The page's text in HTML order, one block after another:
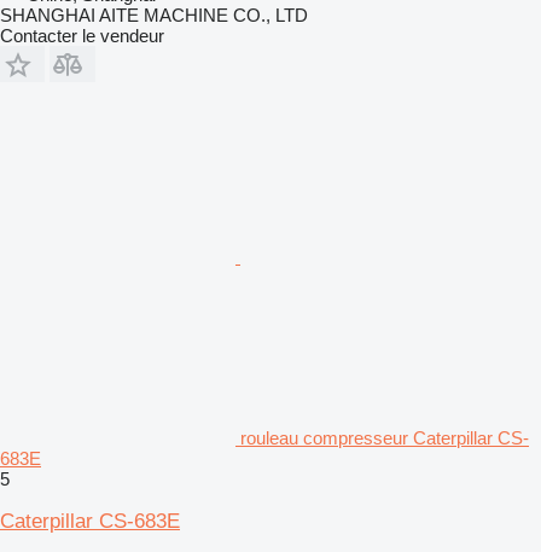
SHANGHAI AITE MACHINE CO., LTD
Contacter le vendeur
rouleau compresseur Caterpillar CS-
683E
5
Caterpillar CS-683E